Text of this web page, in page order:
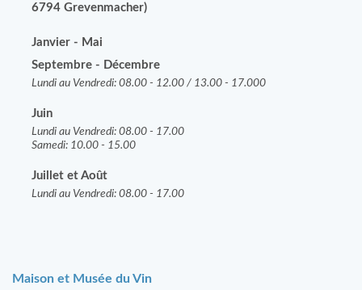
6794 Grevenmacher)
Janvier - Mai
Septembre - Décembre
Lundi au Vendredi: 08.00 - 12.00 / 13.00 - 17.000
Juin
Lundi au Vendredi: 08.00 - 17.00
Samedi: 10.00 - 15.00
Juillet et Août
Lundi au Vendredi: 08.00 - 17.00
Maison et Musée du Vin